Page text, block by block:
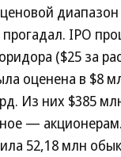
диапазон
прогадал. IPO
($25 за
оценена в $8
Из них $385
—
52,18 млн